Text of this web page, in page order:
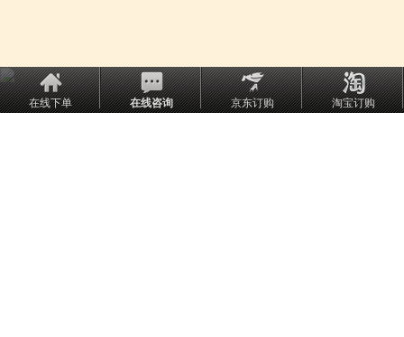
在线下单 在线咨询 京东订购 淘宝订购